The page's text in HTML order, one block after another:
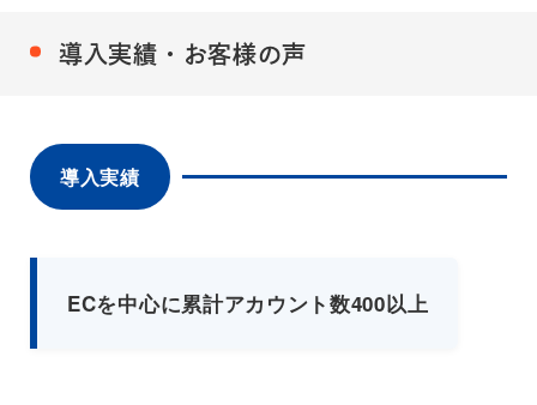
導入実績・お客様の声
導入実績
ECを中心に累計アカウント数400以上